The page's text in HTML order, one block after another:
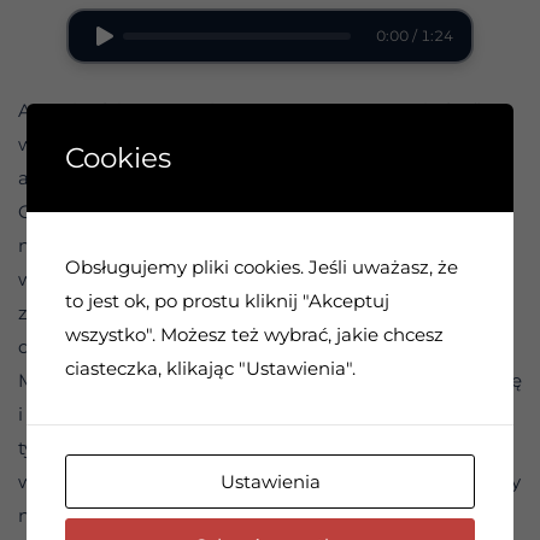
0:00 / 1:24
AA twierdzi, że uraza jest „przestępcą numer jeden”
wśród naszych członków, że wpędza do grobów więcej
alkoholików niż jakakolwiek inna rzecz.
Gniew może nas odurzyć. Dlatego jest on
niebezpieczny. Złość daje nam fałszywe poczucie
władzy. Nasz gniew zamienia się w urazę. Urazy
zamieniają się w nienawiść. Nienawiść zżera nasz
duchowy fundament.
Możemy pozbyć się urazy i nienawiści poprzez modlitwę
i pomaganie innym. Dlatego powinniśmy modlić się za
tych, którzy nas skrzywdzili, aby nasze serca nie
wypełniały się nienawiścią. Dzięki temu wykorzystujemy
naszą energię w zdrowy sposób. A nasz spokój będzie
Cookies
Obsługujemy pliki cookies. Jeśli uważasz, że
to jest ok, po prostu kliknij "Akceptuj
wszystko". Możesz też wybrać, jakie chcesz
ciasteczka, klikając "Ustawienia".
Ustawienia